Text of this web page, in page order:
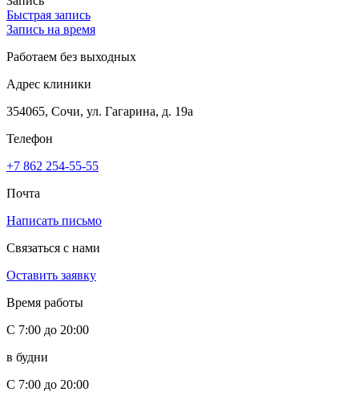
Быстрая запись
Запись на время
Работаем без выходных
Адрес клиники
354065, Сочи, ул. Гагарина, д. 19а
Телефон
+7 862 254-55-55
Почта
Написать письмо
Связаться с нами
Оставить заявку
Время работы
С 7:00 до 20:00
в будни
С 7:00 до 20:00